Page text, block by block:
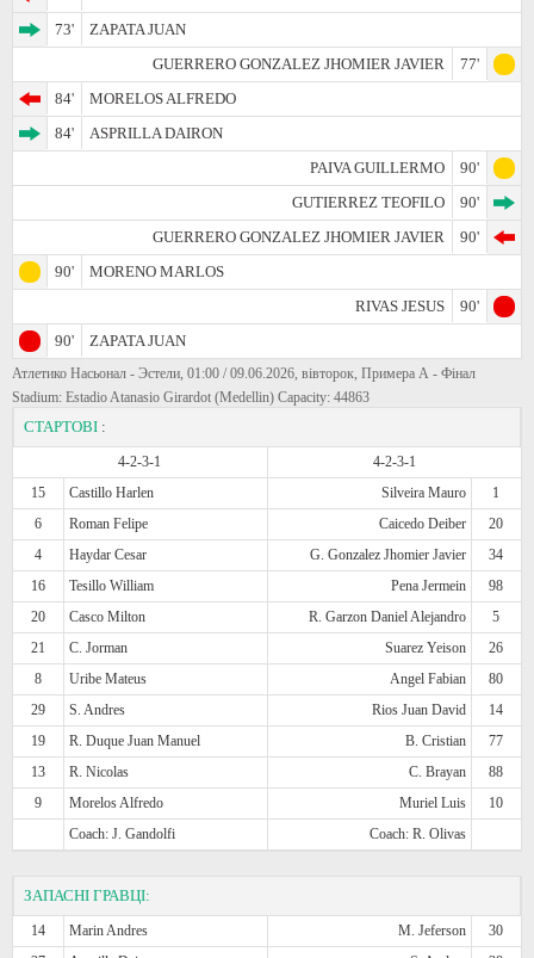
73'
ZAPATA JUAN
GUERRERO GONZALEZ JHOMIER JAVIER
77'
84'
MORELOS ALFREDO
84'
ASPRILLA DAIRON
PAIVA GUILLERMO
90'
GUTIERREZ TEOFILO
90'
GUERRERO GONZALEZ JHOMIER JAVIER
90'
90'
MORENO MARLOS
RIVAS JESUS
90'
90'
ZAPATA JUAN
Атлетико Насьонал - Эстели, 01:00 / 09.06.2026, вівторок, Примера А - Фінал
Stadium: Estadio Atanasio Girardot (Medellin) Capacity: 44863
СТАРТОВІ :
4-2-3-1
4-2-3-1
15
Castillo Harlen Silveira Mauro
1
6
Roman Felipe Caicedo Deiber
20
4
Haydar Cesar G. Gonzalez Jhomier Javier
34
16
Tesillo William Pena Jermein
98
20
Casco Milton R. Garzon Daniel Alejandro
5
21
C. Jorman Suarez Yeison
26
8
Uribe Mateus Angel Fabian
80
29
S. Andres Rios Juan David
14
19
R. Duque Juan Manuel B. Cristian
77
13
R. Nicolas C. Brayan
88
9
Morelos Alfredo Muriel Luis
10
Coach: J. Gandolfi
Coach: R. Olivas
ЗАПАСНІ ГРАВЦІ:
14 Marin Andres M. Jeferson
30